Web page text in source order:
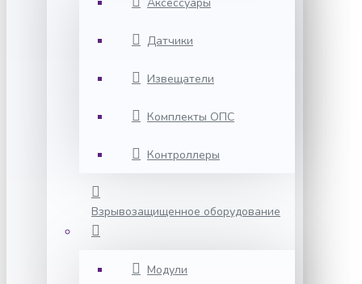
Датчики
Извещатели
Комплекты ОПС
Контроллеры
Взрывозащищенное оборудование
Модули